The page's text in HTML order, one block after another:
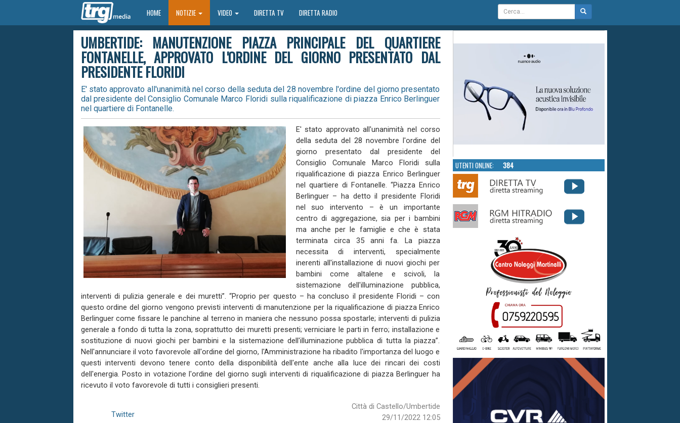
HOMEHOME NOTIZIE VIDEO DIRETTA TV DIRETTA RADIO
UMBERTIDE: MANUTENZIONE PIAZZA PRINCIPALE DEL QUARTIERE
FONTANELLE, APPROVATO L'ORDINE DEL GIORNO PRESENTATO DAL
PRESIDENTE FLORIDI
E' stato approvato all'unanimità nel corso della seduta del 28 novembre l'ordine del giorno presentato
dal presidente del Consiglio Comunale Marco Floridi sulla riqualificazione di piazza Enrico Berlinguer
nel quartiere di Fontanelle.
E' stato approvato all'unanimità nel corso
della seduta del 28 novembre l'ordine del
giorno presentato dal presidente del
Consiglio Comunale Marco Floridi sulla
riqualificazione di piazza Enrico Berlinguer
nel quartiere di Fontanelle. “Piazza Enrico
Berlinguer – ha detto il presidente Floridi
nel suo intervento – è un importante
centro di aggregazione, sia per i bambini
ma anche per le famiglie e che è stata
terminata circa 35 anni fa. La piazza
necessita di interventi, specialmente
inerenti all'installazione di nuovi giochi per
bambini come altalene e scivoli, la
sistemazione dell'illuminazione pubblica,
interventi di pulizia generale e dei muretti”. “Proprio per questo – ha concluso il presidente Floridi – con
questo ordine del giorno vengono previsti interventi di manutenzione per la riqualificazione di piazza Enrico
Berlinguer come fissare le panchine al terreno in maniera che nessuno possa spostarle; interventi di pulizia
generale a fondo di tutta la zona, soprattutto dei muretti presenti; verniciare le parti in ferro; installazione e
sostituzione di nuovi giochi per bambini e la sistemazione dell'illuminazione pubblica di tutta la piazza”.
Nell'annunciare il voto favorevole all'ordine del giorno, l'Amministrazione ha ribadito l'importanza del luogo e
questi interventi devono tenere conto della disponibilità dell'ente anche alla luce dei rincari dei costi
dell'energia. Posto in votazione l'ordine del giorno sugli interventi di riqualificazione di piazza Berlinguer ha
ricevuto il voto favorevole di tutti i consiglieri presenti.
Città di Castello/Umbertide
29/11/2022 12:05
Twitter
UTENTI ONLINE: 384